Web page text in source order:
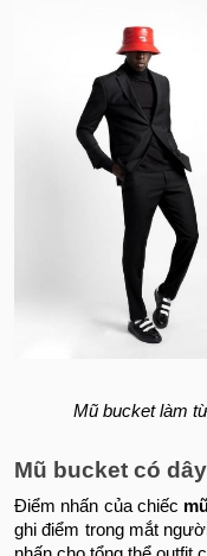
Mũ bucket làm
Mũ bucket có
Điểm nhấn của chiếc
ghi điểm trong mắt